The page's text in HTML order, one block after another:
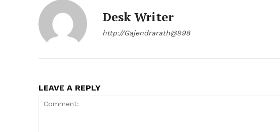
Desk Writer
http://Gajendrarath@998
LEAVE A REPLY